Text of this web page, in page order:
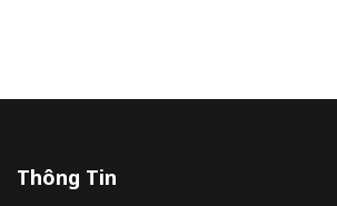
Thông Tin